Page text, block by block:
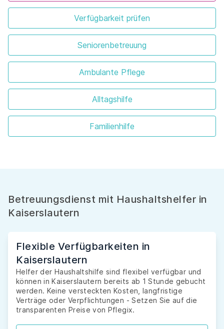
Verfügbarkeit prüfen
Seniorenbetreuung
Ambulante Pflege
Alltagshilfe
Familienhilfe
Betreuungsdienst mit Haushaltshelfer in
Kaiserslautern
Flexible Verfügbarkeiten in
Kaiserslautern
Helfer der Haushaltshilfe sind flexibel verfügbar und
können in Kaiserslautern bereits ab 1 Stunde gebucht
werden. Keine versteckten Kosten, langfristige
Verträge oder Verpflichtungen - Setzen Sie auf die
transparenten Preise von Pflegix.